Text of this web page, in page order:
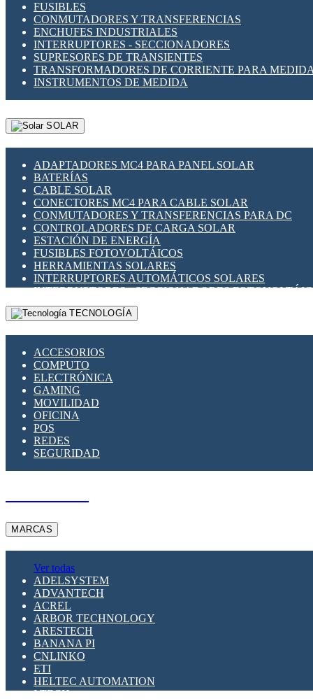
FUSIBLES
CONMUTADORES Y TRANSFERENCIAS
ENCHUFES INDUSTRIALES
INTERRUPTORES - SECCIONADORES
SUPRESORES DE TRANSIENTES
TRANSFORMADORES DE CORRIENTE PARA
INSTRUMENTOS DE MEDIDA
SOLAR
ADAPTADORES MC4 PARA PANEL SOLAR
BATERÍAS
CABLE SOLAR
CONECTORES MC4 PARA CABLE SOLAR
CONMUTADORES Y TRANSFERENCIAS PARA DC
CONTROLADORES DE CARGA SOLAR
ESTACIÓN DE ENERGÍA
FUSIBLES FOTOVOLTÁICOS
HERRAMIENTAS SOLARES
INTERRUPTORES AUTOMÁTICOS SOLARES
INTERRUPTORES - SECCIONADORES
MONTAJE PANEL SOLAR
PORTA FUSIBLES Y SECCIONADORES
TECNOLOGÍA
ACCESORIOS
COMPUTO
ELECTRÓNICA
GAMING
MOVILIDAD
OFICINA
POS
REDES
SEGURIDAD
MARCAS
Ver todas
ADELSYSTEM
ADVANTECH
ACREL
ARBOR TECHNOLOGY
ARESTECH
BANANA PI
CNLINKO
ETI
HELTEC AUTOMATION
LTECH